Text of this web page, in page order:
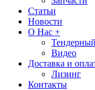
Статьи
Новости
О Нас +
Видео
Доставка и
Лизинг
Контакты